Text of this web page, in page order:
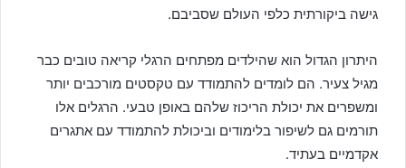
גישה ביקורתית כלפי העולם שסביבם.
היתרון הגדול הוא שהילדים מפתחים הרגלי קריאה טובים כבר
מגיל צעיר. הם לומדים להתמודד עם טקסטים מורכבים יותר
ומשפרים את יכולת הריכוז שלהם באופן טבעי. הרגלים אלו
תורמים גם לשיפור בלימודים וביכולת להתמודד עם אתגרים
אקדמיים בעתיד.